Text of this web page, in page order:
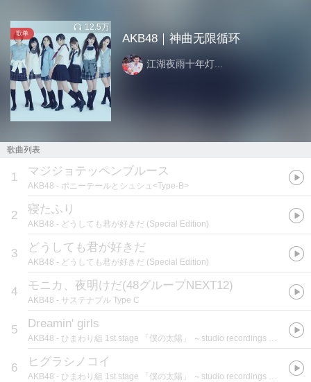
歌单
12.5万
AKB48｜神曲无限循环
江湖夜雨十年灯...
歌曲列表
1 マジジョテッペンブルース
AKB48 - ポニーテールとシュシュ<Type-B>
2 寝たふり
AKB48 - どうしても君が好きだ (Special Edition)
3 どうしても君が好きだ
AKB48 - どうしても君が好きだ (Special Edition)
4 モニカ、夜明けだ(48グループNEXT12)
AKB48 - サステナブル Type C
5 Dreamin' girls
AKB48 - ひまわり組 1st stage 「僕の太陽」 ～studio recordings コレクション～
6 ヒグラシノコイ
AKB48 - ひまわり組 1st stage 「僕の太陽」 ～studio recordings コレクション～